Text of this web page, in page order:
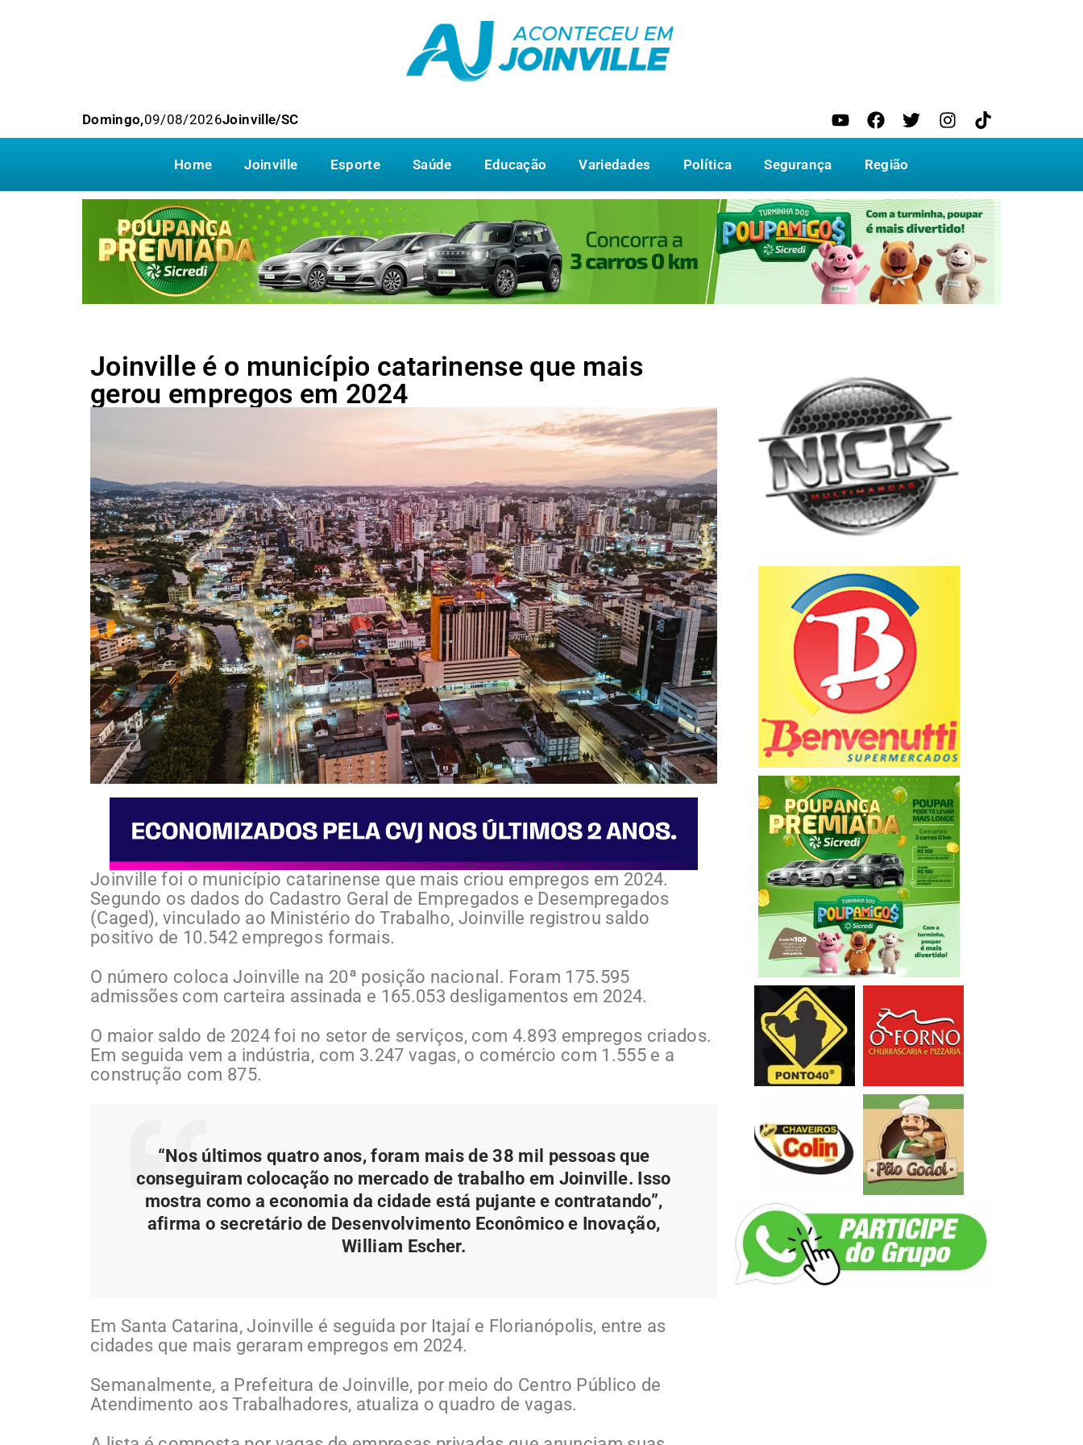
Domingo,09/08/2026Joinville/SC
Home Joinville Esporte Saúde Educação Variedades Política Segurança Região
Joinville é o município catarinense que mais
gerou empregos em 2024
Joinville foi o município catarinense que mais criou empregos em 2024.
Segundo os dados do Cadastro Geral de Empregados e Desempregados
(Caged), vinculado ao Ministério do Trabalho, Joinville registrou saldo
positivo de 10.542 empregos formais.
O número coloca Joinville na 20ª posição nacional. Foram 175.595
admissões com carteira assinada e 165.053 desligamentos em 2024.
O maior saldo de 2024 foi no setor de serviços, com 4.893 empregos criados.
Em seguida vem a indústria, com 3.247 vagas, o comércio com 1.555 e a
construção com 875.
“Nos últimos quatro anos, foram mais de 38 mil pessoas que
conseguiram colocação no mercado de trabalho em Joinville. Isso
mostra como a economia da cidade está pujante e contratando”,
afirma o secretário de Desenvolvimento Econômico e Inovação,
William Escher.
Em Santa Catarina, Joinville é seguida por Itajaí e Florianópolis, entre as
cidades que mais geraram empregos em 2024.
Semanalmente, a Prefeitura de Joinville, por meio do Centro Público de
Atendimento aos Trabalhadores, atualiza o quadro de vagas.